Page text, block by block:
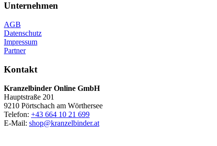
Unternehmen
AGB
Datenschutz
Impressum
Partner
Kontakt
Kranzelbinder Online GmbH
Hauptstraße 201
9210 Pörtschach am Wörthersee
Telefon: +43 664 10 21 699
E-Mail: shop@kranzelbinder.at